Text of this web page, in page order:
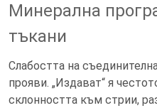
Минерална
тъкани
Слабостта на
прояви. „Издават“ я
склонността към стрии,